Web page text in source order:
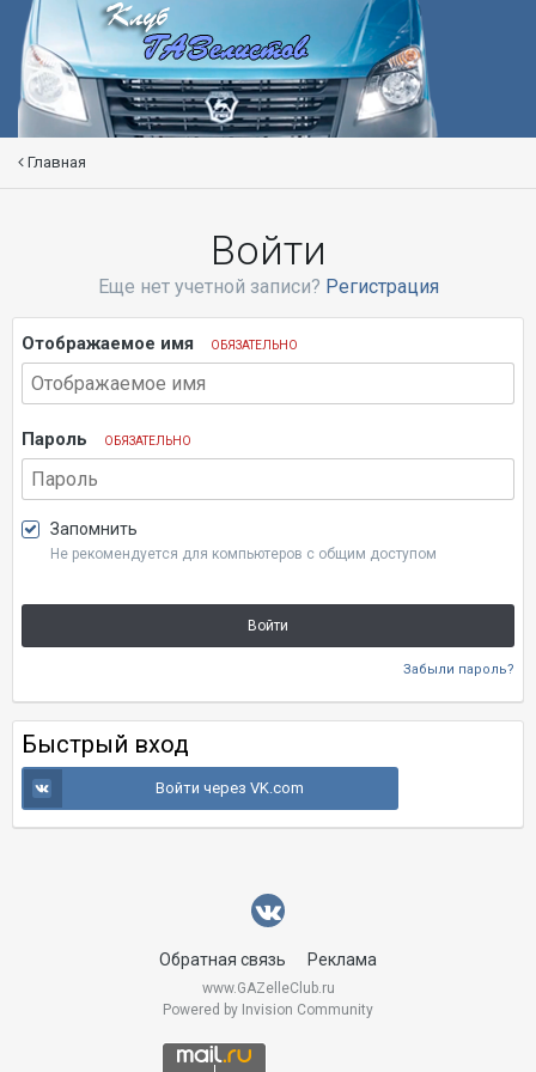
Главная
Войти
Еще нет учетной записи? Регистрация
Отображаемое имя ОБЯЗАТЕЛЬНО
Пароль ОБЯЗАТЕЛЬНО
Запомнить
Не рекомендуется для компьютеров с общим доступом
Войти
Забыли пароль?
Быстрый вход
Войти через VK.com
Обратная связь Реклама
www.GAZelleClub.ru
Powered by Invision Community